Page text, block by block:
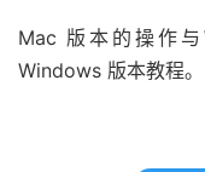
Mac 版本的操作
Windows 版本教程。